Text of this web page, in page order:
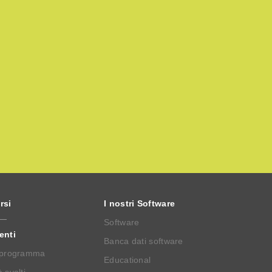
I nostri Software
Software
Banca dati software
Educational